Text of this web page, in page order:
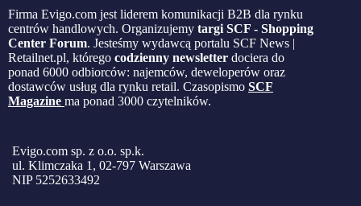
Firma Evigo.com jest liderem komunikacji B2B dla rynku
centrów handlowych. Organizujemy targi SCF - Shopping
Center Forum. Jesteśmy wydawcą portalu SCF News |
Retailnet.pl, którego codzienny newsletter dociera do
ponad 6000 odbiorców: najemców, deweloperów oraz
dostawców usług dla rynku retail. Czasopismo SCF
Magazine ma ponad 3000 czytelników.
Evigo.com sp. z o.o. sp.k.
ul. Klimczaka 1, 02-797 Warszawa
NIP 5252633492